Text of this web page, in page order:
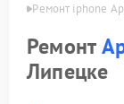
Ремонт iphone
Ремонт
Липецке